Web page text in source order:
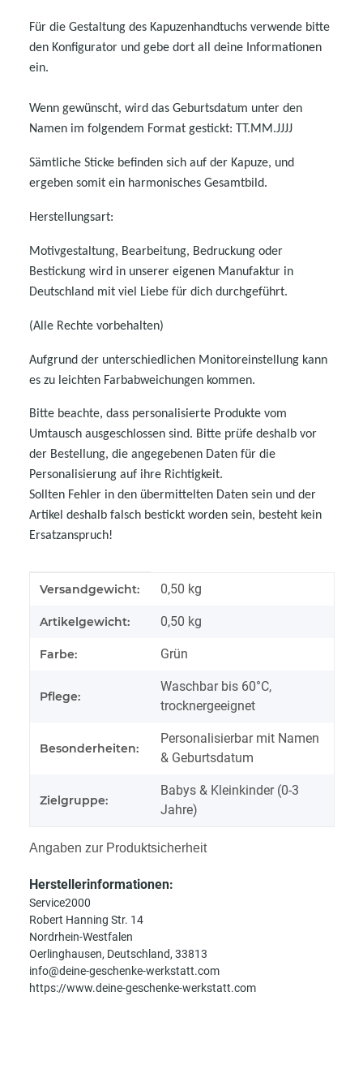
Für die Gestaltung des Kapuzenhandtuchs verwende bitte
den Konfigurator und gebe dort all deine Informationen
ein.
Wenn gewünscht, wird das Geburtsdatum unter den
Namen im folgendem Format gestickt: TT.MM.JJJJ
Sämtliche Sticke befinden sich auf der Kapuze, und
ergeben somit ein harmonisches Gesamtbild.
Herstellungsart:
Motivgestaltung, Bearbeitung, Bedruckung oder
Bestickung wird in unserer eigenen Manufaktur in
Deutschland mit viel Liebe für dich durchgeführt.
(Alle Rechte vorbehalten)
Aufgrund der unterschiedlichen Monitoreinstellung kann
es zu leichten Farbabweichungen kommen.
Bitte beachte, dass personalisierte Produkte vom
Umtausch ausgeschlossen sind. Bitte prüfe deshalb vor
der Bestellung, die angegebenen Daten für die
Personalisierung auf ihre Richtigkeit.
Sollten Fehler in den übermittelten Daten sein und der
Artikel deshalb falsch bestickt worden sein, besteht kein
Ersatzanspruch!
Produkteigenschaft
Wert
Versandgewicht: 0,50 kg
Artikelgewicht: 0,50 kg
Farbe: Grün
Pflege:
Waschbar bis 60°C,
trocknergeeignet
Besonderheiten:
Personalisierbar mit Namen
& Geburtsdatum
Zielgruppe:
Babys & Kleinkinder (0-3
Jahre)
Angaben zur Produktsicherheit
Herstellerinformationen:
Service2000
Robert Hanning Str. 14
Nordrhein-Westfalen
Oerlinghausen, Deutschland, 33813
info@deine-geschenke-werkstatt.com
https://www.deine-geschenke-werkstatt.com